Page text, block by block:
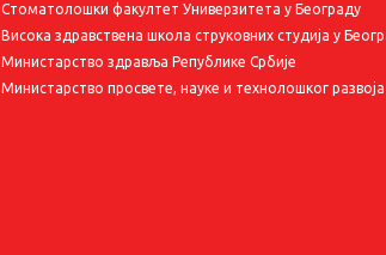
Стоматолошки факултет Универзитета у Београду
Висока здравствена школа струковних студија у
Министарство здравља Републике Србије
Министарство просвете, науке и технолошког развоја